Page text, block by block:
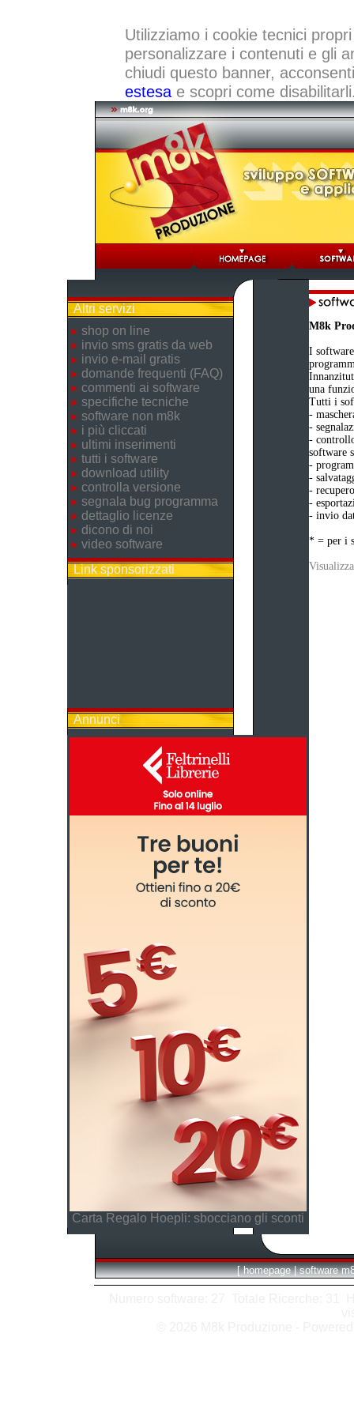
Utilizziamo i cookie tecnici
personalizzare i contenuti e gli
chiudi questo banner,
estesae scopri come
Altri servizi
shop on line
invio sms gratis da web
invio e-mail gratis
domande frequenti (FAQ)
commenti ai software
specifiche tecniche
software non m8k
i più cliccati
ultimi inserimenti
tutti i software
download utility
controlla versione
segnala bug programma
dettaglio licenze
dicono di noi
video software
Link sponsorizzati
Annunci
Carta Regalo Hoepli: sbocciano gli sconti
M8k
I
una
Tutti i
-
-
-
software
-
-
-
-
- invio
* = per i
[ homepage | software